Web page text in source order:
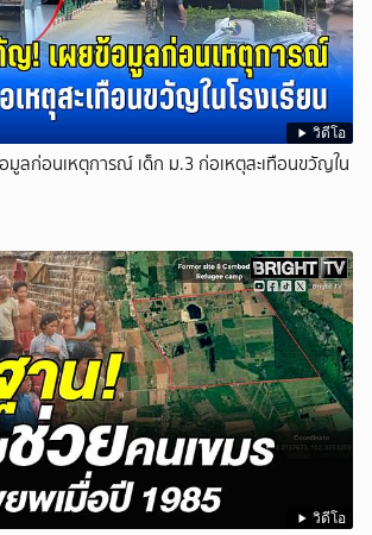
วิดีโอ
ลก่อนเหตุการณ์ เด็ก ม.3 ก่อเหตุสะเทือนขวัญใน
วิดีโอ